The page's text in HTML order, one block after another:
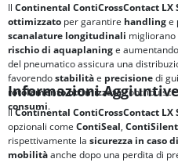
Il Continental ContiCrossContact LX
ottimizzato per garantire handlinge
scanalature longitudinali migliorano
rischio di aquaplaninge
del pneumatico assicura una
favorendostabilitàe precisionedi
rotolamento ottimizzatacontribuisce
consumi.
Informazioni
IlContinental ContiCrossContact LX
opzionali come ContiSeal, ContiSilent
rispettivamente la sicurezza in caso
mobilitàanche dopo una perdita di